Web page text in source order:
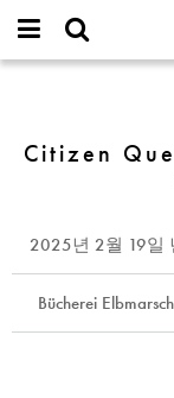
IMAGINARY
open
username
밀@
tour
Marschacht
Citizen
2025년 2월 19일
Bücherei